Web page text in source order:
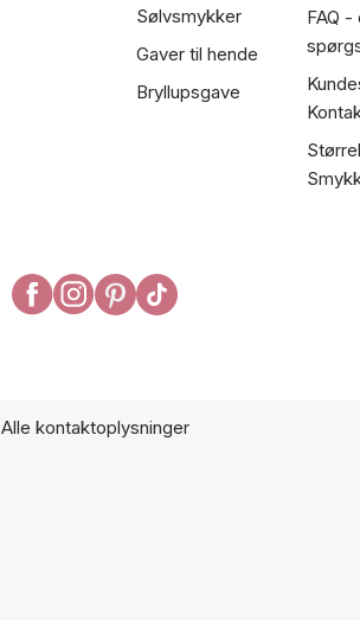
Sølvsmykker
Gaver til hende
Bryllupsgave
FAQ
Alle kontaktoplysninger